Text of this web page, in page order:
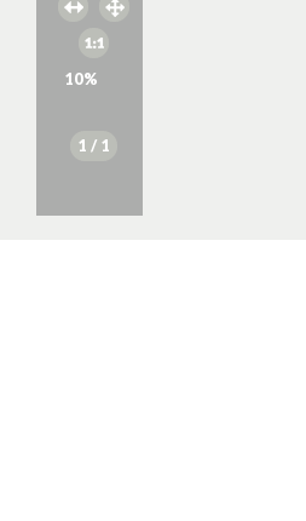
10%
1 / 1